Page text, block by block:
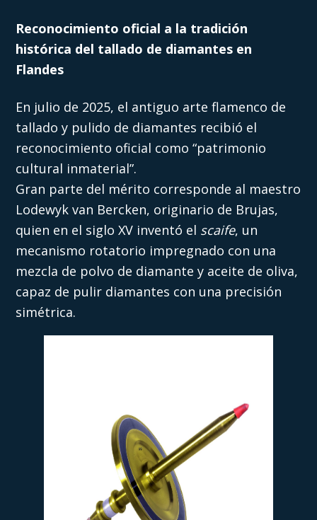
Reconocimiento oficial a la tradición
histórica del tallado de diamantes en
Flandes
En julio de 2025, el antiguo arte flamenco de
tallado y pulido de diamantes recibió el
reconocimiento oficial como “patrimonio
cultural inmaterial”.
Gran parte del mérito corresponde al maestro
Lodewyk van Bercken, originario de Brujas,
quien en el siglo XV inventó el scaife, un
mecanismo rotatorio impregnado con una
mezcla de polvo de diamante y aceite de oliva,
capaz de pulir diamantes con una precisión
simétrica.